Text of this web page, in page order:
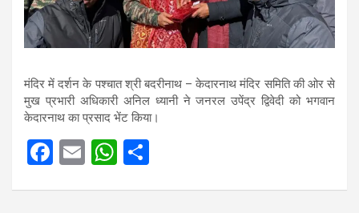
मंदिर में दर्शन के पश्चात श्री बदरीनाथ – केदारनाथ मंदिर समिति की ओर से
मुख प्रभारी अधिकारी अनिल ध्यानी ने जनरल उपेंद्र द्विवेदी को भगवान
केदारनाथ का प्रसाद भेंट किया।
F
E
W